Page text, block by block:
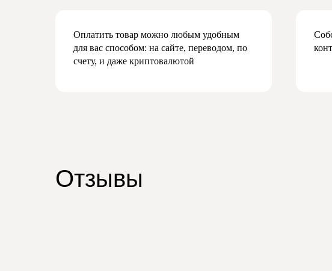
Оплатить товар можно любым удобным
для вас способом: на сайте, переводом, по
счету, и даже криптовалютой
Отзывы